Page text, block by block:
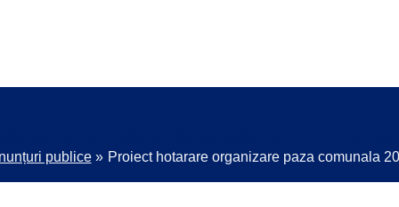
publice Proiect hotarare organizare paza comunala